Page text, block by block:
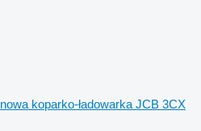
nowa koparko-ładowarka JCB 3CX